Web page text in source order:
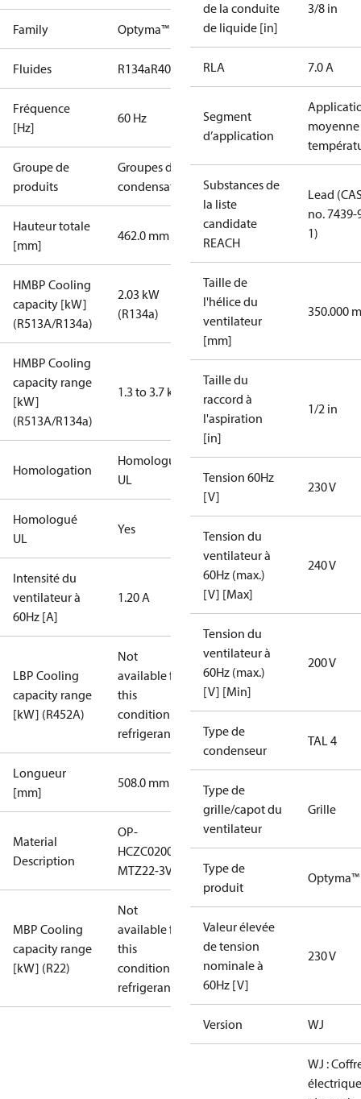
Family Optyma™
Fluides R134aR404A R448AR449A
Fréquence
[Hz]
60 Hz
Groupe de
produits
Groupes de
condensation
Hauteur totale
[mm]
462.0 mm
HMBP Cooling
capacity [kW]
(R513A/R134a)
2.03 kW
(R134a)
HMBP Cooling
capacity range
[kW]
(R513A/R134a)
1.3 to 3.7 kW
Homologation
Homologué
UL
Homologué
UL
Yes
Intensité du
ventilateur à
60Hz [A]
1.20 A
LBP Cooling
capacity range
[kW] (R452A)
Not
available for
this
condition /
refrigerant
Longueur
[mm]
508.0 mm
Material
Description
OP-
HCZC0200UWJ300Q
MTZ22-3VM
MBP Cooling
capacity range
[kW] (R22)
Not
available for
this
condition /
refrigerant
de la conduite
de liquide [in]
3/8 in
RLA 7.0 A
Segment
d’application
moyenne
Substances de
la liste
candidate
REACH
Lead
no. 7439-
1)
Taille de
l'hélice du
ventilateur
[mm]
350.000
Taille du
raccord à
l'aspiration
[in]
1/2 in
Tension 60Hz
[V]
230 V
Tension du
ventilateur à
60Hz (max.)
[V] [Max]
240 V
Tension du
ventilateur à
60Hz (max.)
[V] [Min]
200 V
Type de
condenseur
TAL 4
Type de
grille/capot du
ventilateur
Grille
Type de
produit
Optyma™
Valeur élevée
de tension
nominale à
60Hz [V]
230 V
Version WJ
WJ :